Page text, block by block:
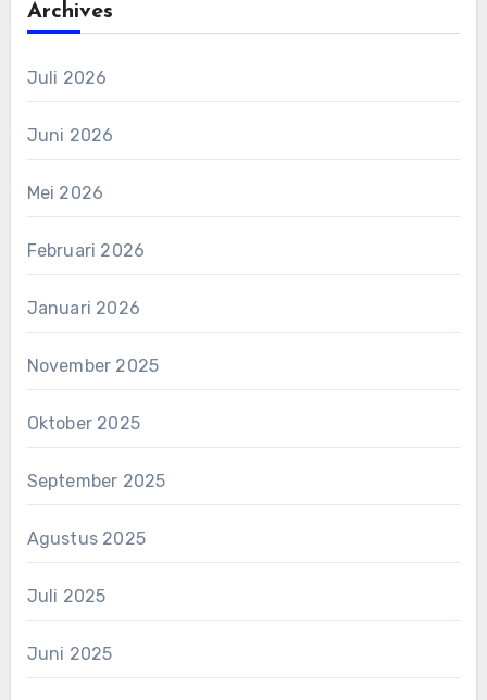
Archives
Juli 2026
Juni 2026
Mei 2026
Februari 2026
Januari 2026
November 2025
Oktober 2025
September 2025
Agustus 2025
Juli 2025
Juni 2025